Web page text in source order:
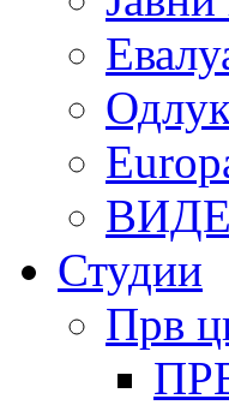
Студии
Прв